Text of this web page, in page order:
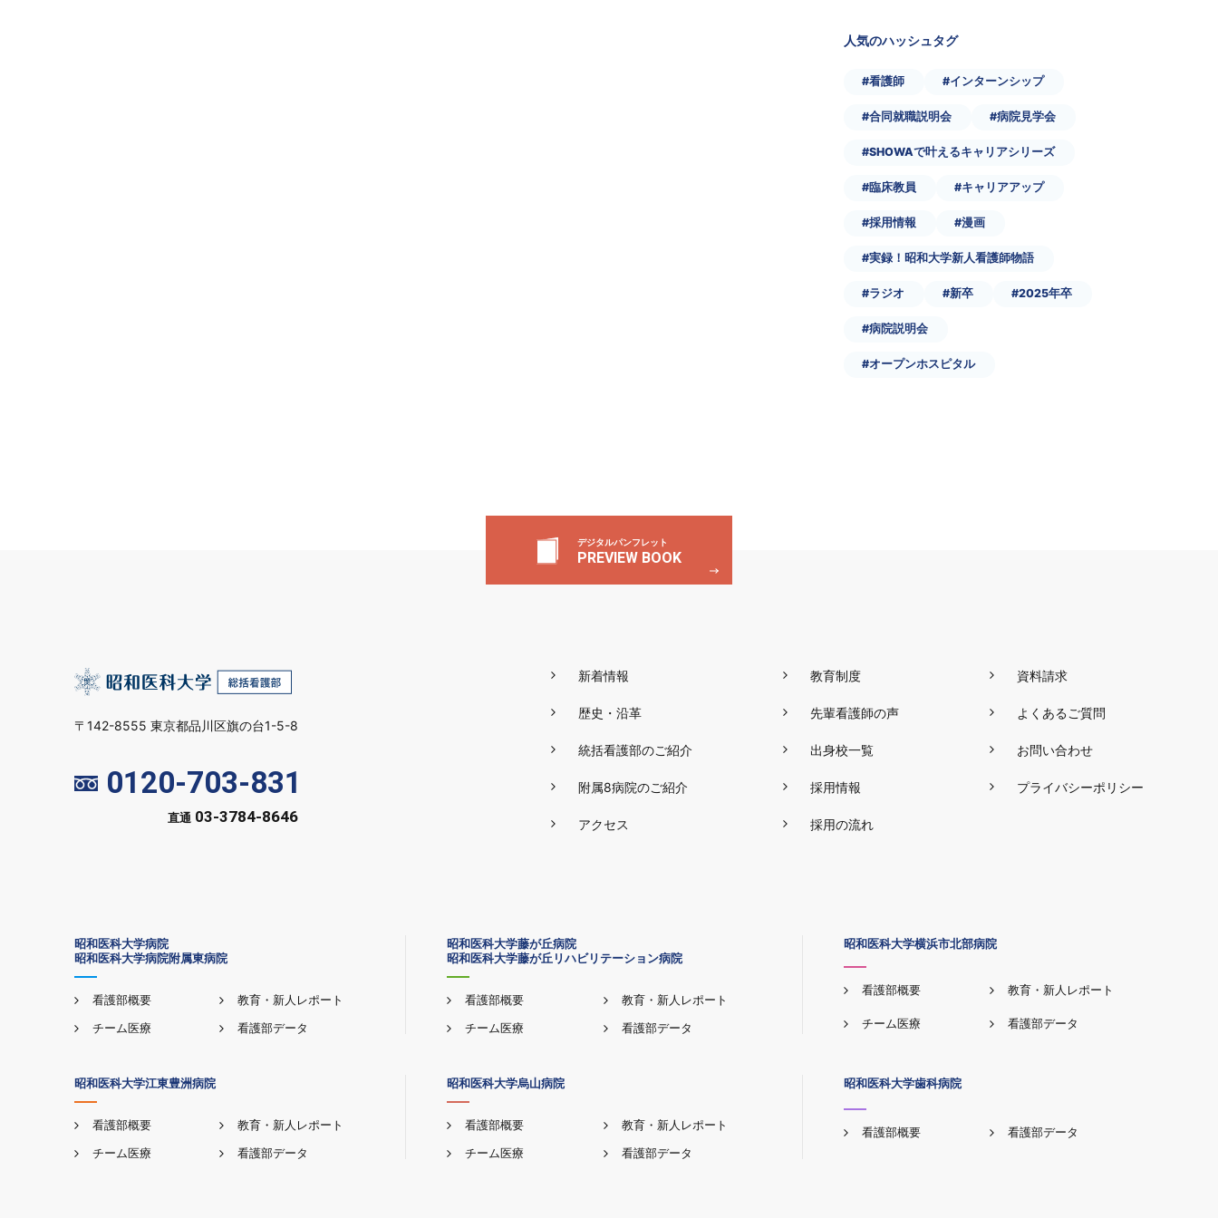
人気のハッシュタグ
#看護師 #インターンシップ
#合同就職説明会 #病院見学会
#SHOWAで叶えるキャリアシリーズ
#臨床教員 #キャリアアップ
#採用情報 #漫画
#実録！昭和大学新人看護師物語
#ラジオ #新卒 #2025年卒
#病院説明会
#オープンホスピタル
デジタルパンフレット
PREVIEW BOOK
〒142-8555 東京都品川区旗の台1-5-8
0120-703-831
直通 03-3784-8646
新着情報
歴史・沿革
統括看護部のご紹介
附属8病院のご紹介
アクセス
教育制度
先輩看護師の声
出身校一覧
採用情報
採用の流れ
資料請求
よくあるご質問
お問い合わせ
プライバシーポリシー
昭和医科大学病院
昭和医科大学病院附属東病院
看護部概要
チーム医療
教育・新人レポート
看護部データ
昭和医科大学藤が丘病院
昭和医科大学藤が丘リハビリテーション病院
看護部概要
チーム医療
教育・新人レポート
看護部データ
昭和医科大学横浜市北部病院
看護部概要
チーム医療
教育・新人レポート
看護部データ
昭和医科大学江東豊洲病院
看護部概要
チーム医療
教育・新人レポート
看護部データ
昭和医科大学烏山病院
看護部概要
チーム医療
教育・新人レポート
看護部データ
昭和医科大学歯科病院
看護部概要 看護部データ